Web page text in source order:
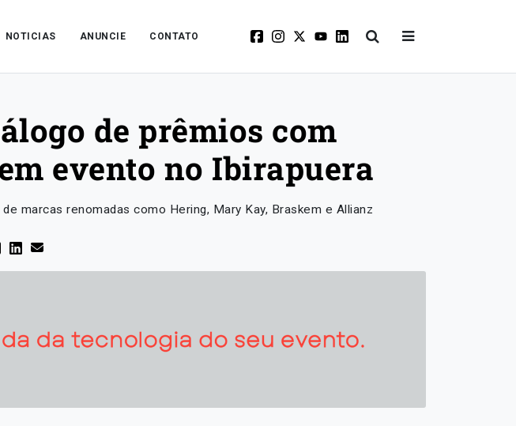
NOTICIAS ANUNCIE CONTATO
de prêmios com
evento no Ibirapuera
marcas renomadas como Hering, Mary Kay, Braskem e Allianz